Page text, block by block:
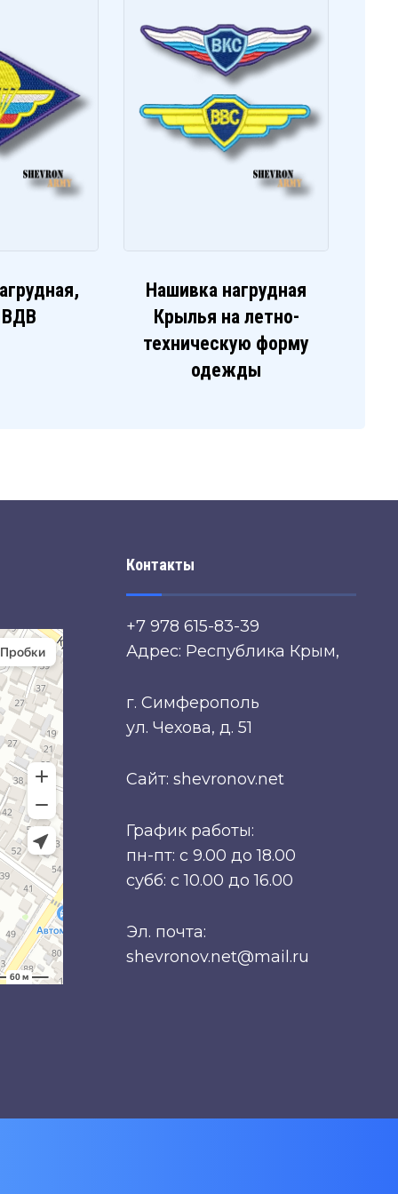
Нашивка нагрудная
Крылья на летно-
техническую форму
одежды
Контакты
+7 978 615-83-39
Адрес: Республика Крым,
г. Симферополь
ул. Чехова, д. 51
Сайт: shevronov.net
График работы:
пн-пт: с 9.00 до 18.00
субб: с 10.00 до 16.00
Эл. почта:
shevronov.net@mail.ru